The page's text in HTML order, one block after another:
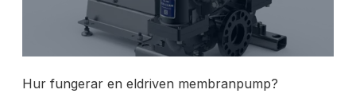
Hur fungerar en eldriven membranpump?